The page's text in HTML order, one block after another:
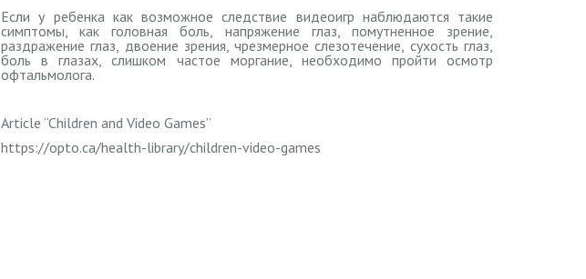
Если у ребенка как возможное следствие видеоигр наблюдаются такие
симптомы, как головная боль, напряжение глаз, помутненное зрение,
раздражение глаз, двоение зрения, чрезмерное слезотечение, сухость глаз,
боль в глазах, слишком частое моргание, необходимо пройти осмотр
офтальмолога.
Article “Children and Video Games”
https://opto.ca/health-library/children-video-games